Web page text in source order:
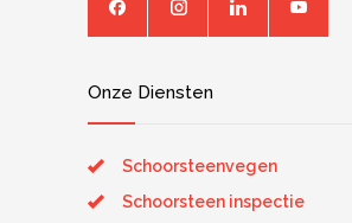
Onze Diensten
Schoorsteenvegen
Schoorsteen inspectie